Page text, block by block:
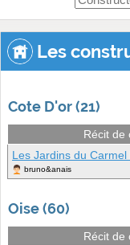
Les
Cote D'or (21)
Récit de
Les Jardins du Carmel
bruno&anais
Oise (60)
Récit de